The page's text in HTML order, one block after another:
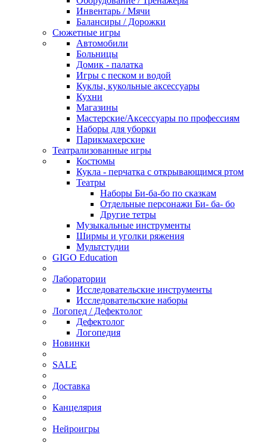
Инвентарь / Мячи
Балансиры / Дорожки
Сюжетные игры
Автомобили
Больницы
Домик - палатка
Игры с песком и водой
Куклы, кукольные аксессуары
Кухни
Магазины
Мастерские/Аксессуары по профессиям
Наборы для уборки
Парикмахерские
Театрализованные игры
Костюмы
Кукла - перчатка с открывающимся ртом
Театры
Наборы Би-ба-бо по сказкам
Отдельные персонажи Би- ба- бо
Другие тетры
Музыкальные инструменты
Ширмы и уголки ряжения
Мультстудии
GIGO Education
Лаборатории
Исследовательские инструменты
Исследовательские наборы
Логопед / Дефектолог
Дефектолог
Логопедия
Новинки
SALE
Доставка
Канцелярия
Нейроигры